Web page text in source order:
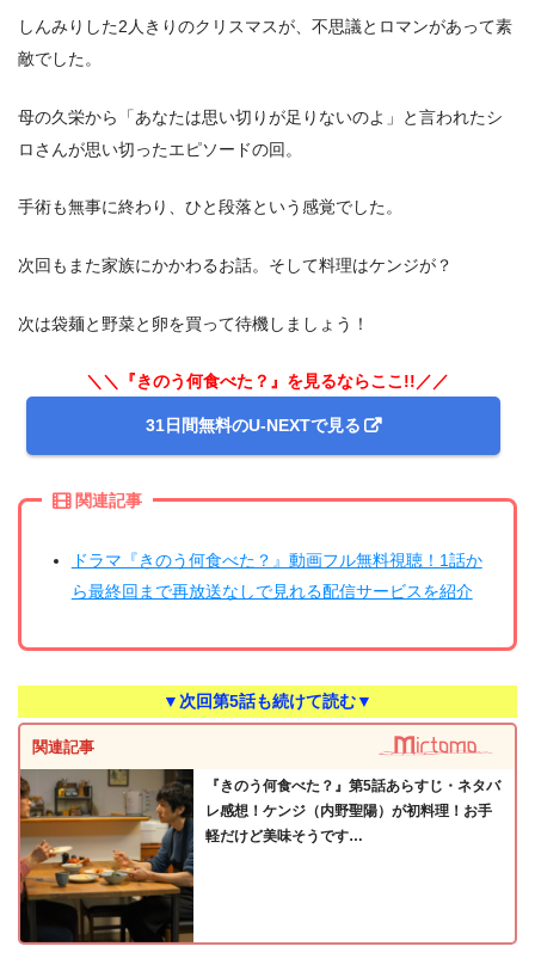
しんみりした2人きりのクリスマスが、不思議とロマンがあって素
敵でした。
母の久栄から「あなたは思い切りが足りないのよ」と言われたシ
ロさんが思い切ったエピソードの回。
手術も無事に終わり、ひと段落という感覚でした。
次回もまた家族にかかわるお話。そして料理はケンジが？
次は袋麺と野菜と卵を買って待機しましょう！
＼＼『きのう何食べた？』を見るならここ!!／／
31日間無料のU-NEXTで見る
関連記事
ドラマ『きのう何食べた？』動画フル無料視聴！1話か
ら最終回まで再放送なしで見れる配信サービスを紹介
▼次回第5話も続けて読む▼
関連記事
『きのう何食べた？』第5話あらすじ・ネタバ
レ感想！ケンジ（内野聖陽）が初料理！お手
軽だけど美味そうです…